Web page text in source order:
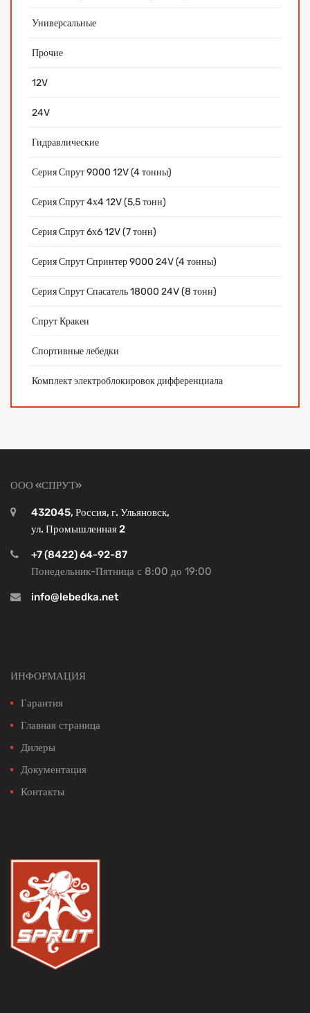
Универсальные
Прочие
12V
24V
Гидравлические
Серия Спрут 9000 12V (4 тонны)
Серия Спрут 4х4 12V (5,5 тонн)
Серия Спрут 6х6 12V (7 тонн)
Серия Спрут Спринтер 9000 24V (4 тонны)
Серия Спрут Спасатель 18000 24V (8 тонн)
Спрут Кракен
Спортивные лебедки
Комплект электроблокировок дифференциала
ООО «СПРУТ»
432045, Россия, г. Ульяновск,
ул. Промышленная 2
+7 (8422) 64-92-87
Понедельник-Пятница с 8:00 до 19:00
info@lebedka.net
ИНФОРМАЦИЯ
Гарантия
Главная страница
Дилеры
Документация
Контакты